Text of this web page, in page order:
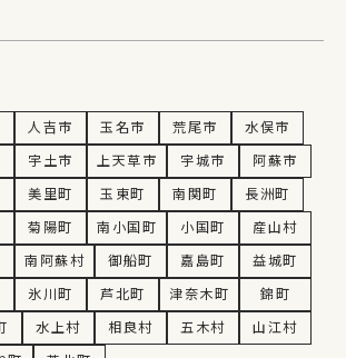
人吉市 玉名市 荒尾市
水俣市
宇土市 上天草市 宇城市
阿蘇市
美里町 玉東町 南関町
長洲町
菊陽町 南小国町 小国町
産山村
南阿蘇村 御船町 嘉島町
益城町
氷川町 芦北町 津奈木町
錦町
水上村 相良村 五木村
山江村